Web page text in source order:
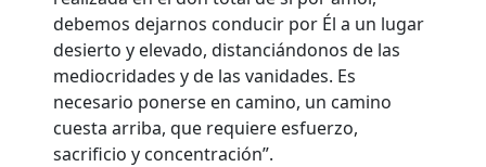
debemos dejarnos conducir por Él a un lugar
desierto y elevado, distanciándonos de las
mediocridades y de las vanidades. Es
necesario ponerse en camino, un camino
cuesta arriba, que requiere esfuerzo,
sacrificio y concentración”.